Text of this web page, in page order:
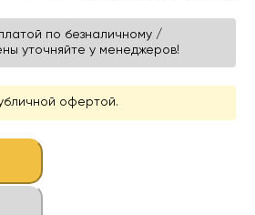
по безналичному /
уточняйте у менеджеров!
офертой.